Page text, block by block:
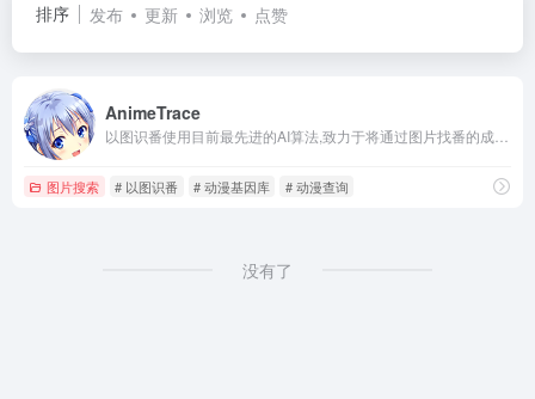
排序 发布 更新 浏览 点赞
AnimeTrace
图片搜索 # 以图识番 # 动漫基因库 # 动漫查询
没有了